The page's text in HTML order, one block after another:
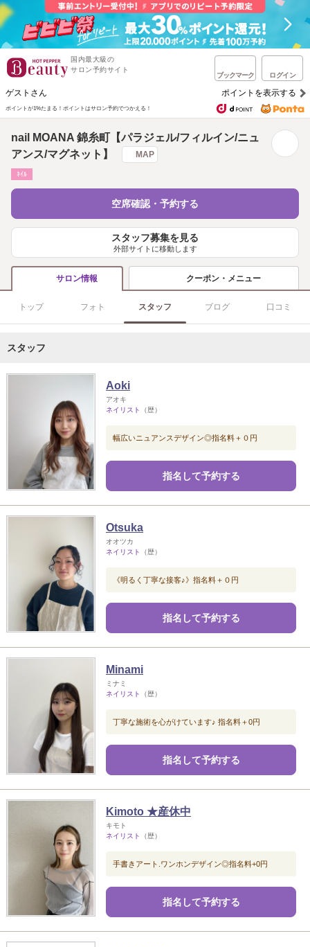
国内最大級の
サロン予約サイト
ブックマーク ログイン
ゲストさん ポイントを表示する
ポイントが1%たまる！ ポイントはサロン予約でつかえる！
nail MOANA 錦糸町【パラジェル/フィルイン/ニュ
アンス/マグネット】
MAP
ﾈｲﾙ
空席確認・予約する
スタッフ募集を見る
外部サイトに移動します
サロン情報 クーポン・メニュー
トップ フォト スタッフ ブログ 口コミ
スタッフ
Aoki
アオキ
ネイリスト
（歴）
幅広いニュアンスデザイン◎指名料＋０円
指名して予約する
Otsuka
オオツカ
ネイリスト
（歴）
《明るく丁寧な接客♪》指名料＋０円
指名して予約する
Minami
ミナミ
ネイリスト
（歴）
丁寧な施術を心がけています♪ 指名料＋0円
指名して予約する
Kimoto ★産休中
キモト
ネイリスト
（歴）
手書きアート.ワンホンデザイン◎指名料+0円
指名して予約する